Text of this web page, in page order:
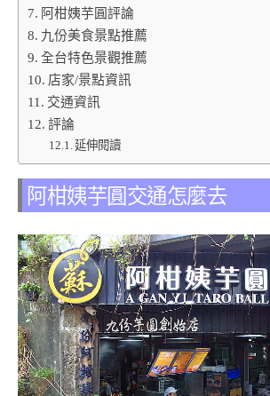
阿柑姨芋圓評論
九份美食景點推薦
全台特色景觀推薦
店家/景點資訊
交通資訊
評論
延伸閱讀
阿柑姨芋圓交通怎麼去